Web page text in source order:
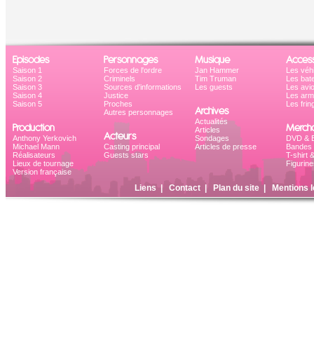
Episodes
Saison 1
Saison 2
Saison 3
Saison 4
Saison 5
Production
Anthony Yerkovich
Michael Mann
Réalisateurs
Lieux de tournage
Version française
Personnages
Forces de l'ordre
Criminels
Sources d'informations
Justice
Proches
Autres personnages
Acteurs
Casting principal
Guests stars
Musique
Jan Hammer
Tim Truman
Les guests
Archives
Actualités
Articles
Sondages
Articles de presse
Les
Les
Les
Les
Les
DVD &
Bandes
T-shirt
Liens | Contact| Plan du site| Mentions